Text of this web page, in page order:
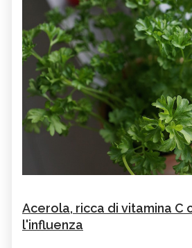
Acerola, ricca di vitamina C
l'influenza